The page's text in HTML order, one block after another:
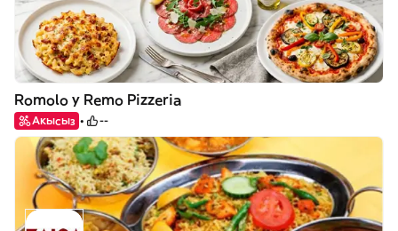
Romolo y Remo Pizzeria
Акысыз --